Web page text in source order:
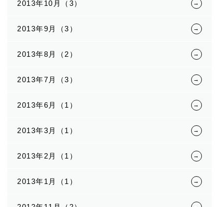
2013年10月（3）
2013年9月（3）
2013年8月（2）
2013年7月（3）
2013年6月（1）
2013年3月（1）
2013年2月（1）
2013年1月（1）